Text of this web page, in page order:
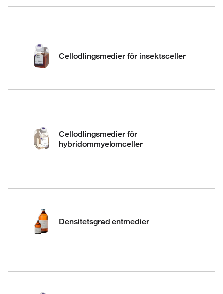
Cellodlingsmedier för insektsceller
Cellodlingsmedier för
hybridommyelomceller
Densitetsgradientmedier